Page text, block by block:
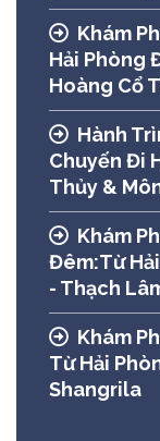
Khám
Hải Phòng
Hoàng Cổ
Hành
Chuyến Đi
Thủy &
Khám
Đêm:Từ
- Thạch
Khám
Từ Hải
Shangrila